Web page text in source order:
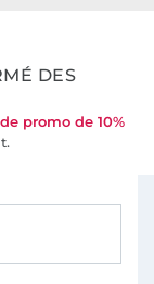
DES
promo de 10%